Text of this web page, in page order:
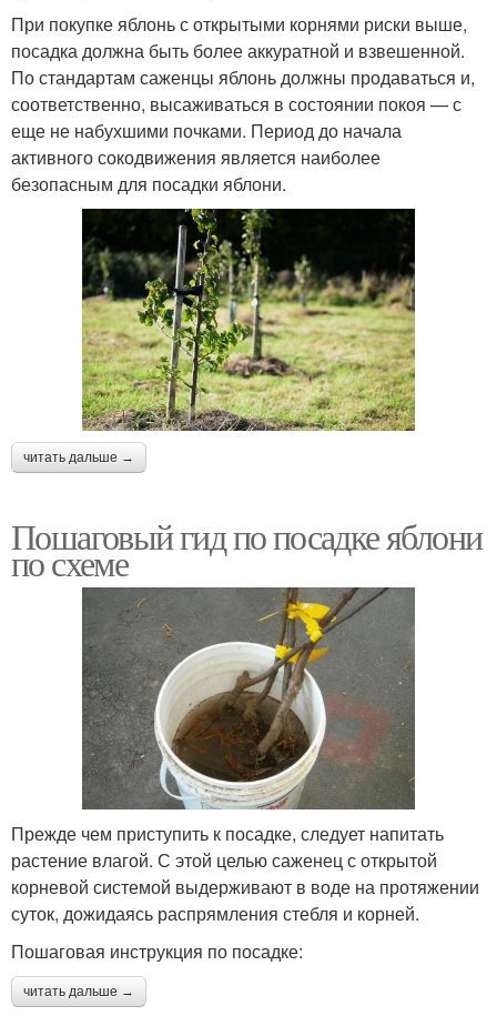
При покупке яблонь с открытыми корнями риски выше,
посадка должна быть более аккуратной и взвешенной.
По стандартам саженцы яблонь должны продаваться и,
соответственно, высаживаться в состоянии покоя — с
еще не набухшими почками. Период до начала
активного сокодвижения является наиболее
безопасным для посадки яблони.
читать дальше →
Пошаговый гид по посадке яблони
по схеме
Прежде чем приступить к посадке, следует напитать
растение влагой. С этой целью саженец с открытой
корневой системой выдерживают в воде на протяжении
суток, дожидаясь распрямления стебля и корней.
Пошаговая инструкция по посадке:
читать дальше →